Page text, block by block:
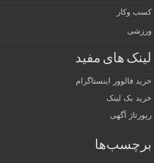
کسب وکار
ورزشی
لینک های مفید
خرید فالوور اینستاگرام
خرید بک لینک
رپورتاژ آگهی
برچسب‌ها